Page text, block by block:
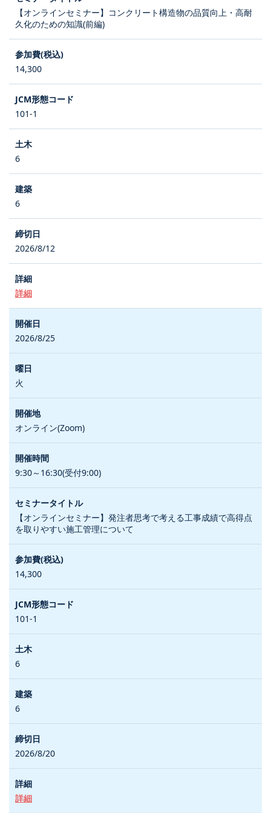
【オンラインセミナー】コンクリート構造物の品質向上・高耐
久化のための知識(前編)
14,300
101-1
6
6
2026/8/12
詳細
2026/8/25
火
オンライン(Zoom)
9:30～16:30(受付9:00)
【オンラインセミナー】発注者思考で考える工事成績で高得点
を取りやすい施工管理について
14,300
101-1
6
6
2026/8/20
詳細